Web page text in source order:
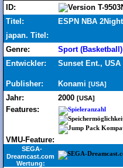
ID:
T-
Titel:
ESPN NBA 2Night
japan. Titel:
Genre:
Sport (Basketball)
Entwickler:
Sunset Ent., USA
Publisher: Konami [USA]
Jahr: 2000 [USA]
Features:
VMU-Feature:
SEGA-
Dreamcast.com
Wertung: